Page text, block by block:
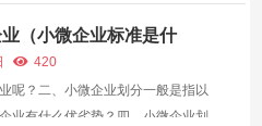
增值税进项税额可以抵扣销项税
如何升一般纳税人呢，今天商道财
（小微企业标准是什
420
呢？二、小微企业划分一般是指以
业有什么优劣势？四、小微企业划